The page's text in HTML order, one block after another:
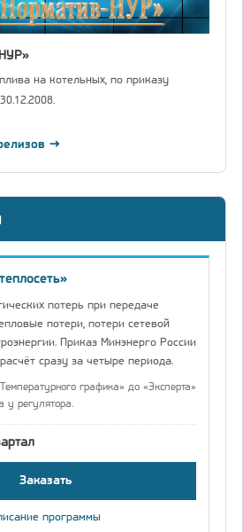
на котельных, по приказу
→
потерь при передаче
потери, потери сетевой
Приказ Минэнерго России
сразу за четыре периода.
графика» до «Эксперта»
у регулятора.
Заказать
программы